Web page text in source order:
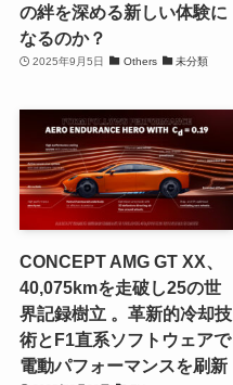
の絆を深める新しい体験に
なるのか？
2025年9月5日 Others 未分類
CONCEPT AMG GT XX、
40,075kmを走破し25の世
界記録樹立 。革新的冷却技
術とF1直系ソフトウェアで
電動パフォーマンスを刷新